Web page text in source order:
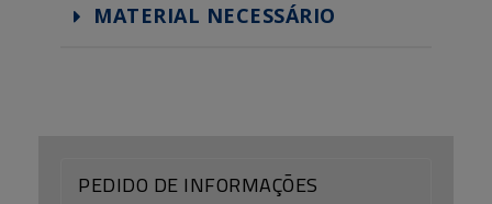
MATERIAL NECESSÁRIO
PEDIDO DE INFORMAÇÕES